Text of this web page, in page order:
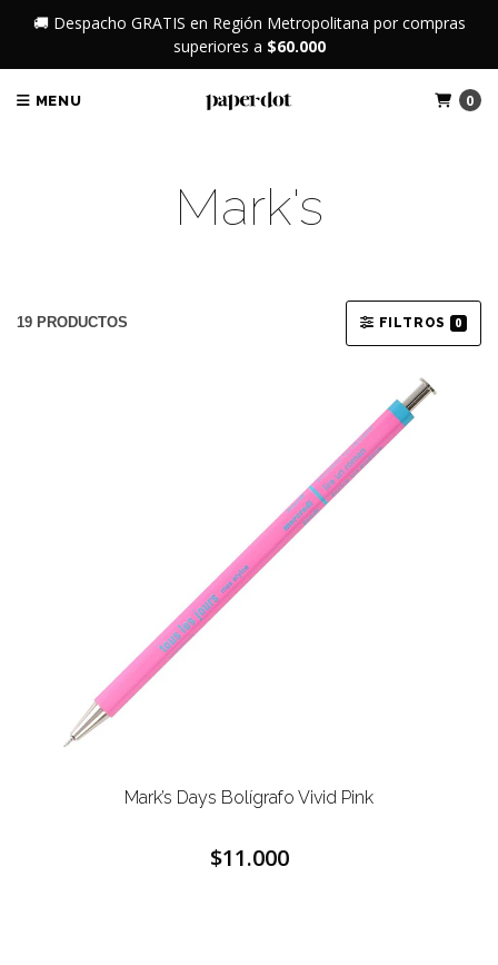
🚚 Despacho GRATIS en Región Metropolitana por compras
superiores a $60.000
MENU 0
Mark's
19 PRODUCTOS FILTROS 0
Mark’s Days Bolígrafo Vivid Pink
$11.000